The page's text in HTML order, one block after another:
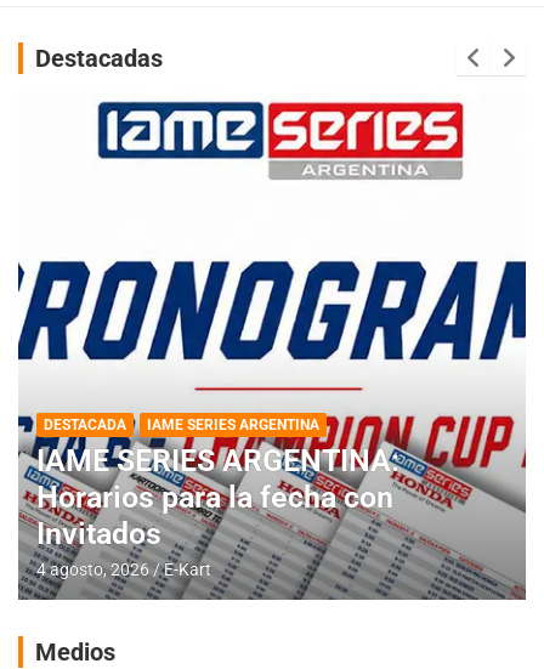
Destacadas
DESTACADA IAME SERIES ARGENTINA
IAME SERIES ARGENTINA:
Horarios para la fecha con
Invitados
4 agosto, 2026 E-Kart
Medios